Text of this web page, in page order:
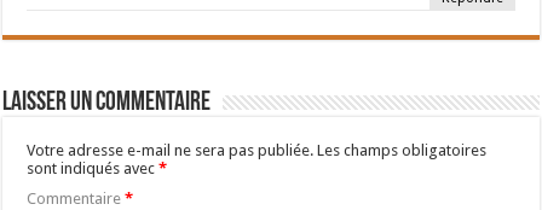
Laisser un commentaire
Votre adresse e-mail ne sera pas publiée. Les champs obligatoires
sont indiqués avec*
Commentaire*